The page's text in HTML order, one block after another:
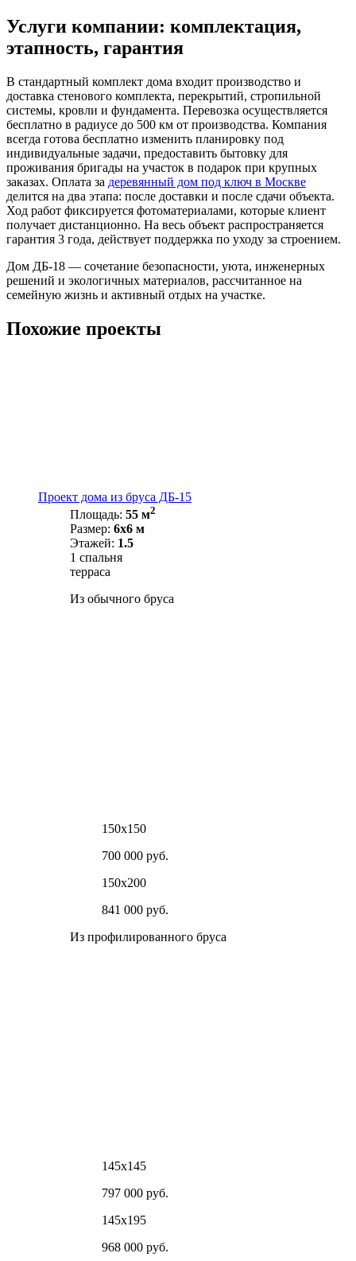
Услуги компании: комплектация,
этапность, гарантия
В стандартный комплект дома входит производство и
доставка стенового комплекта, перекрытий, стропильной
системы, кровли и фундамента. Перевозка осуществляется
бесплатно в радиусе до 500 км от производства. Компания
всегда готова бесплатно изменить планировку под
индивидуальные задачи, предоставить бытовку для
проживания бригады на участок в подарок при крупных
заказах. Оплата за деревянный дом под ключ в Москве
делится на два этапа: после доставки и после сдачи объекта.
Ход работ фиксируется фотоматериалами, которые клиент
получает дистанционно. На весь объект распространяется
гарантия 3 года, действует поддержка по уходу за строением.
Дом ДБ-18 — сочетание безопасности, уюта, инженерных
решений и экологичных материалов, рассчитанное на
семейную жизнь и активный отдых на участке.
Похожие проекты
Проект дома из бруса ДБ-15
Площадь: 55 м2
Размер: 6х6 м
Этажей: 1.5
1 спальня
терраса
Из обычного бруса
150х150
700 000 руб.
150х200
841 000 руб.
Из профилированного бруса
145х145
797 000 руб.
145х195
968 000 руб.